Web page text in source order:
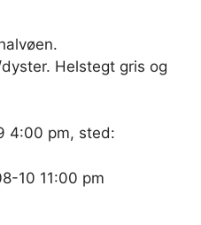
Helstegt gris og
4:00 pm, sted:
10 11:00 pm